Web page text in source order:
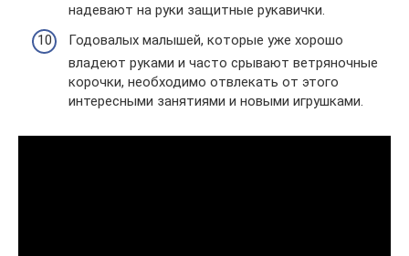
надевают на руки защитные рукавички.
Годовалых малышей, которые уже хорошо
владеют руками и часто срывают ветряночные
корочки, необходимо отвлекать от этого
интересными занятиями и новыми игрушками.